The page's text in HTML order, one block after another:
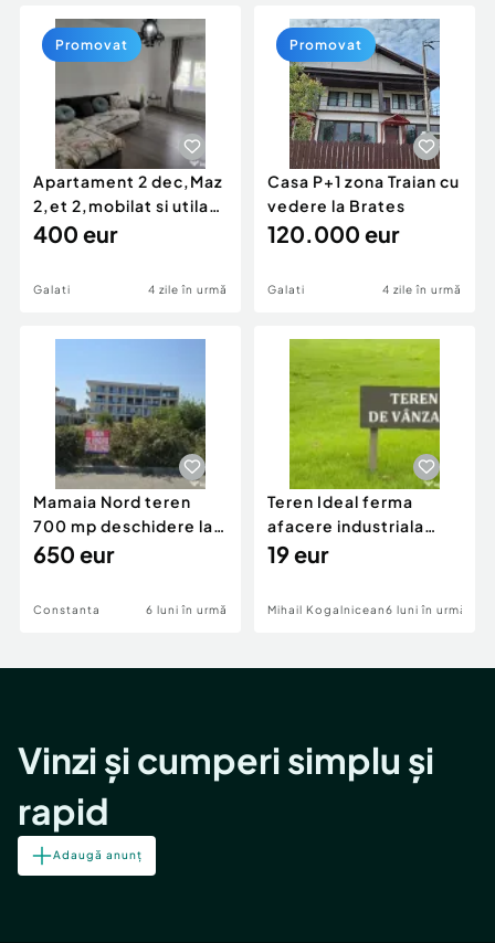
Servicii
Animale de companie
Afaceri și echipamente profesionale
Inchiriere Bunuri si Vehicule
Utilaje agricole si industriale
Piese auto si accesorii
Apartament 2 dec,Maz
2,et 2,mobilat si utilat-
400 euro /l
400 eur
Galati 4 zile în urmă
Promovat
Casa P+1 zona Traian cu
vedere la Brates
120.000 eur
Galati 4 zile în urmă
Promovat
Mamaia Nord teren
700 mp deschidere la
D24 si D25
650 eur
Constanta 6 luni în urmă
Teren Ideal ferma
afacere industriala
deschidere 71 ml la
19 eur
Mihail Kogalniceanu6 luni în urmă
Vinzi și cumperi simplu și
rapid
Adaugă anunț